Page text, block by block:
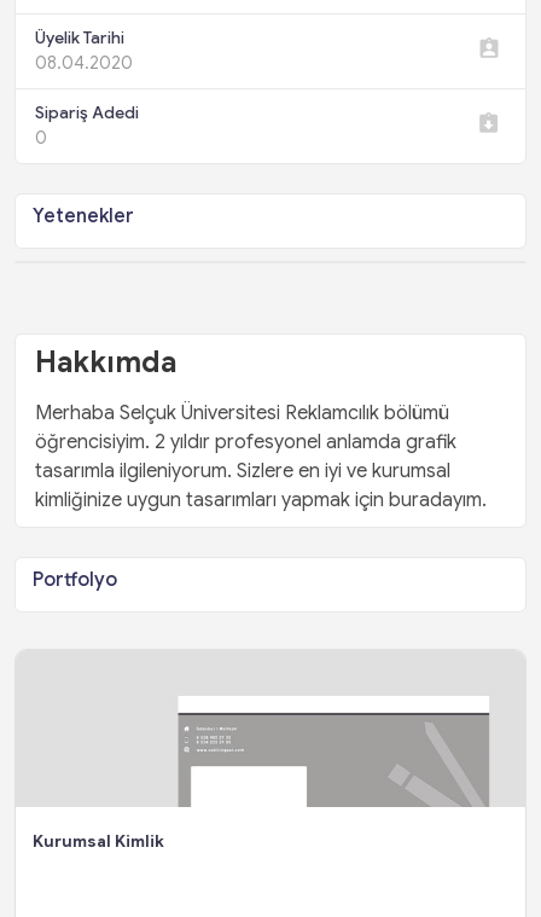
Üyelik Tarihi
08.04.2020
Sipariş Adedi
0
Yetenekler
Hakkımda
Merhaba Selçuk Üniversitesi Reklamcılık bölümü
öğrencisiyim. 2 yıldır profesyonel anlamda grafik
tasarımla ilgileniyorum. Sizlere en iyi ve kurumsal
kimliğinize uygun tasarımları yapmak için buradayım.
Portfolyo
Kurumsal Kimlik